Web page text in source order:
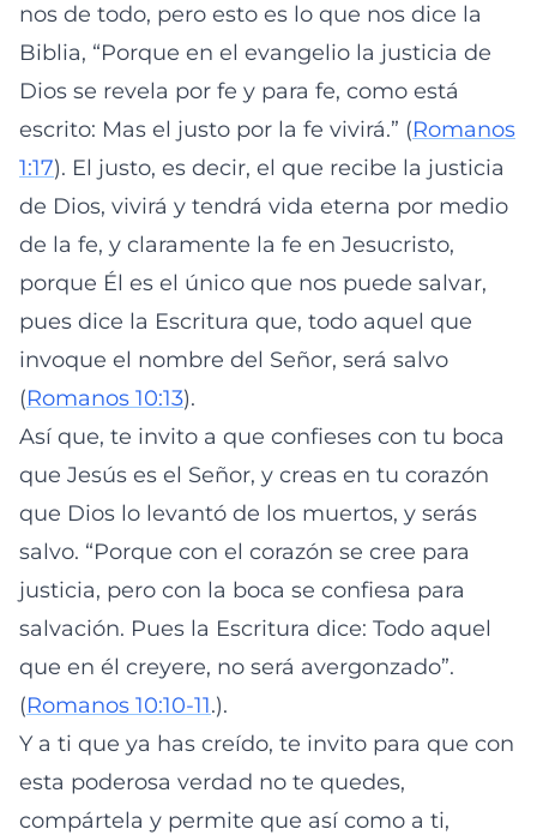
nos de todo, pero esto es lo que nos dice la
Biblia, “Porque en el evangelio la justicia de
Dios se revela por fe y para fe, como está
escrito: Mas el justo por la fe vivirá.” (Romanos
1:17). El justo, es decir, el que recibe la justicia
de Dios, vivirá y tendrá vida eterna por medio
de la fe, y claramente la fe en Jesucristo,
porque Él es el único que nos puede salvar,
pues dice la Escritura que, todo aquel que
invoque el nombre del Señor, será salvo
(Romanos 10:13).
Así que, te invito a que confieses con tu boca
que Jesús es el Señor, y creas en tu corazón
que Dios lo levantó de los muertos, y serás
salvo. “Porque con el corazón se cree para
justicia, pero con la boca se confiesa para
salvación. Pues la Escritura dice: Todo aquel
que en él creyere, no será avergonzado”.
(Romanos 10:10-11.).
Y a ti que ya has creído, te invito para que con
esta poderosa verdad no te quedes,
compártela y permite que así como a ti,